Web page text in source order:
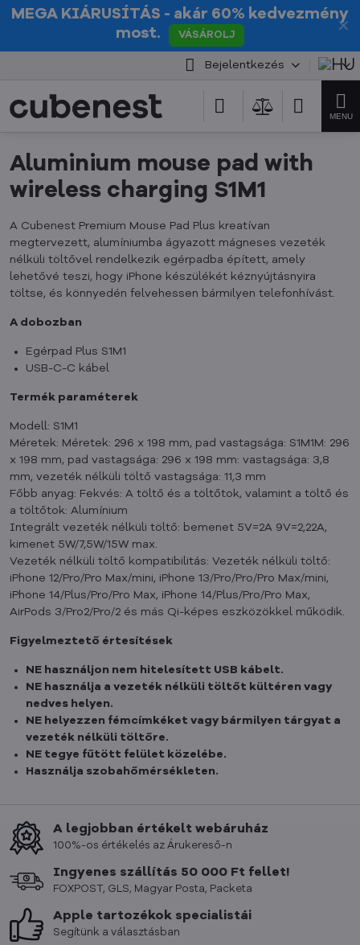
✕
MEGA KIÁRUSÍTÁS - akár 60% kedvezmény
most.
VÁSÁROLJ
Bejelentkezés
Aluminium mouse pad with
wireless charging S1M1
A Cubenest Premium Mouse Pad Plus kreatívan
megtervezett, alumíniumba ágyazott mágneses vezeték
nélküli töltővel rendelkezik egérpadba épített, amely
lehetővé teszi, hogy iPhone készülékét kéznyújtásnyira
töltse, és könnyedén felvehessen bármilyen telefonhívást.
A dobozban
Egérpad Plus S1M1
USB-C-C kábel
Termék paraméterek
Modell: S1M1
Méretek: Méretek: 296 x 198 mm, pad vastagsága: S1M1M: 296
x 198 mm, pad vastagsága: 296 x 198 mm: vastagsága: 3,8
mm, vezeték nélküli töltő vastagsága: 11,3 mm
Főbb anyag: Fekvés: A töltő és a töltőtok, valamint a töltő és
a töltőtok: Alumínium
Integrált vezeték nélküli töltő: bemenet 5V=2A 9V=2,22A,
kimenet 5W/7,5W/15W max.
Vezeték nélküli töltő kompatibilitás: Vezeték nélküli töltő:
iPhone 12/Pro/Pro Max/mini, iPhone 13/Pro/Pro/Pro Max/mini,
iPhone 14/Plus/Pro/Pro Max, iPhone 14/Plus/Pro/Pro Max,
AirPods 3/Pro2/Pro/2 és más Qi-képes eszközökkel működik.
Figyelmeztető értesítések
NE használjon nem hitelesített USB kábelt.
NE használja a vezeték nélküli töltőt kültéren vagy
nedves helyen.
NE helyezzen fémcímkéket vagy bármilyen tárgyat a
vezeték nélküli töltőre.
NE tegye fűtött felület közelébe.
Használja szobahőmérsékleten.
A legjobban értékelt webáruház
100%-os értékelés az Árukereső-n
Ingyenes szállítás 50 000 Ft fellet!
FOXPOST, GLS, Magyar Posta, Packeta
Apple tartozékok specialistái
Segítünk a választásban